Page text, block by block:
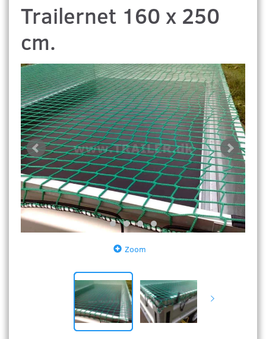
Trailernet 160 x 250
cm.
Zoom